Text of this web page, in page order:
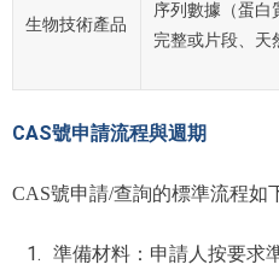
生物技術產品
序列數據（蛋白
完整或片段、天
CAS號申請流程與週期
CAS號申請/查詢的標準流程如
準備材料：申請人按要求